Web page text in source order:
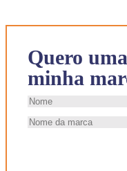
Quero
minha